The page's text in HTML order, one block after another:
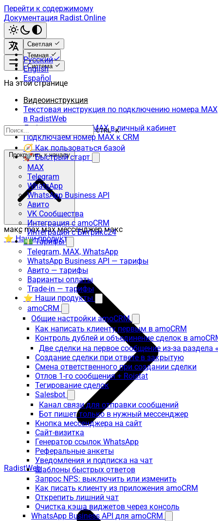
Перейти к содержимому
Документация Radist.Online
Светлая
Темная
Система
Русский
English
Español
CTRL K
🧭 Как пользоваться базой
🚀 Быстрый старт
MAX
Telegram
WhatsApp
WhatsApp Business API
Авито
VK Сообщества
Интеграция с amoCRM
Интеграция с Битрикс24
💵 Тарифы
Telegram, MAX, WhatsApp
WhatsApp Business API — тарифы
Авито — тарифы
Варианты оплаты
Trade-in — тарифы
⭐ Наши продукты
amoCRM
Общие настройки amoCRM
Как написать клиенту первым в amoCRM
Контроль дублей и объединение сделок в
Две сделки на первое сообщение из-за раздела
Создание сделки при ответе в закрытую
Смена ответственного при создании сделки
Отлов 1-го сообщения + Roistat
Тегирование сделок
Salesbot
Канал связи для отправки сообщений
Бот пишет только в нужный мессенджер
Кнопка мессенджера на сайт
Сайт-визитка
Генератор ссылок WhatsApp
Реферальные анкеты
Уведомления и подписка на чат
Шаблоны быстрых ответов
Запрос NPS: выключить или изменить
Как писать клиенту из приложения amoCRM
Открепить лишний чат
Очистка кэша виджетов через консоль
WhatsApp Business API для amoCRM
На этой странице
Видеоинструкция
Текстовая инструкция по подключению номера MAX
в RadistWeb
Добавляем номер MAX в личный кабинет
Подключаем номер MAX к CRM
Прокрутить к началу
макс max мах мессенджер макс
⭐ Наши продукты
RadistWeb